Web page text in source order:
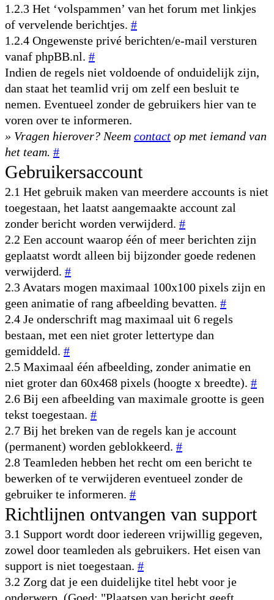
1.2.3 Het ‘volspammen’ van het forum met linkjes
of vervelende berichtjes. #
1.2.4 Ongewenste privé berichten/e-mail versturen
vanaf phpBB.nl. #
Indien de regels niet voldoende of onduidelijk zijn,
dan staat het teamlid vrij om zelf een besluit te
nemen. Eventueel zonder de gebruikers hier van te
voren over te informeren.
» Vragen hierover? Neem contact op met iemand van
het team. #
Gebruikersaccount
2.1 Het gebruik maken van meerdere accounts is niet
toegestaan, het laatst aangemaakte account zal
zonder bericht worden verwijderd. #
2.2 Een account waarop één of meer berichten zijn
geplaatst wordt alleen bij bijzonder goede redenen
verwijderd. #
2.3 Avatars mogen maximaal 100x100 pixels zijn en
geen animatie of rang afbeelding bevatten. #
2.4 Je onderschrift mag maximaal uit 6 regels
bestaan, met een niet groter lettertype dan
gemiddeld. #
2.5 Maximaal één afbeelding, zonder animatie en
niet groter dan 60x468 pixels (hoogte x breedte). #
2.6 Bij een afbeelding van maximale grootte is geen
tekst toegestaan. #
2.7 Bij het breken van de regels kan je account
(permanent) worden geblokkeerd. #
2.8 Teamleden hebben het recht om een bericht te
bewerken of te verwijderen eventueel zonder de
gebruiker te informeren. #
Richtlijnen ontvangen van support
3.1 Support wordt door iedereen vrijwillig gegeven,
zowel door teamleden als gebruikers. Het eisen van
support is niet toegestaan. #
3.2 Zorg dat je een duidelijke titel hebt voor je